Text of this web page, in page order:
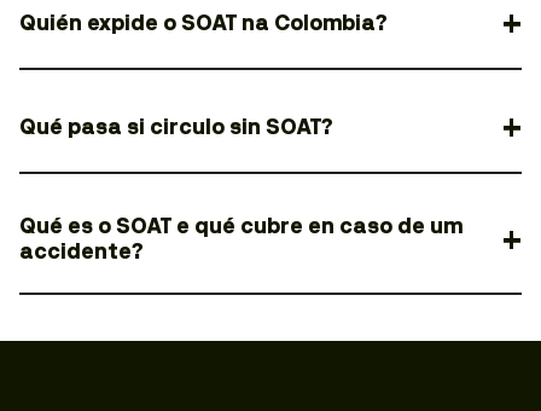
Quién expide o SOAT na Colombia?
Qué pasa si circulo sin SOAT?
Qué es o SOAT e qué cubre en caso de um
accidente?